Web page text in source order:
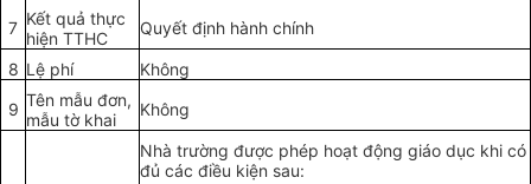
7 Kết quả thực
hiện TTHC
Quyết định hành chính
8 Lệ phí
Không
9 Tên mẫu đơn,
mẫu tờ khai
Không
Nhà trường được phép hoạt động giáo dục khi có
đủ các điều kiện sau: